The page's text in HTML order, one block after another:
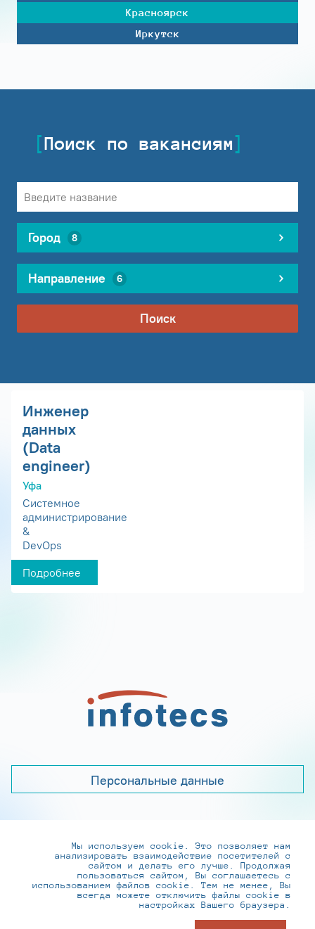
Красноярск
Иркутск
Поиск по вакансиям
Город 8
Направление 6
Поиск
Инженер
данных
(Data
engineer)
Уфа
Системное
администрирование
&
DevOps
Подробнее
Персональные данные
+7 (495) 737-6192, 8-800-250-0-260
practice@infotecs.ru,hr@infotecs.ru
127273, г. Москва, Отрадная ул., 2Б строение 1
Мы используем cookie. Это позволяет нам
анализировать взаимодействие посетителей с
сайтом и делать его лучше. Продолжая
пользоваться сайтом, Вы соглашаетесь с
использованием файлов cookie. Тем не менее, Вы
всегда можете отключить файлы cookie в
настройках Вашего браузера.